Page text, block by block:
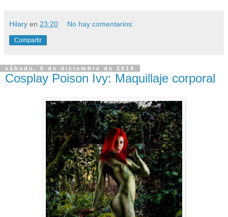
Hilary en 23:20 No hay comentarios:
Compartir
sábado, 6 de diciembre de 2014
Cosplay Poison Ivy: Maquillaje corporal